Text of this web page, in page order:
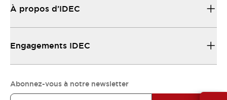
À propos d’IDEC
Engagements IDEC
Abonnez-vous à notre newsletter